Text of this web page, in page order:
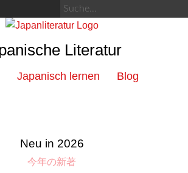
Literatur
Japanisch lernen Blog
Neu in 2026
今年の新著